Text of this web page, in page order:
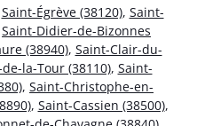
Saint-Égrève (38120), Saint-
Saint-Didier-de-Bizonnes
(38940), Saint-Clair-du-
la-Tour (38110), Saint-
, Saint-Christophe-en-
, Saint-Cassien (38500),